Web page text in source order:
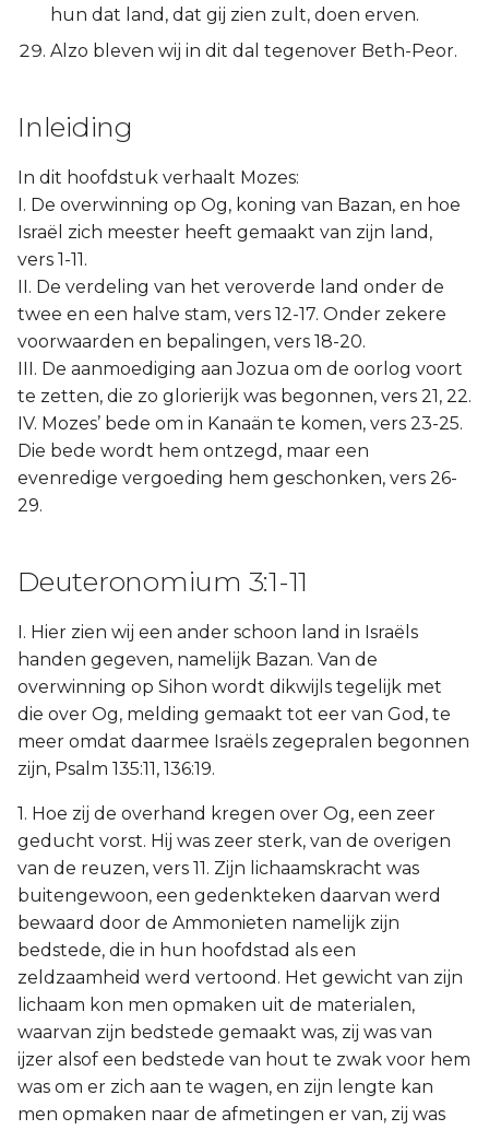
hun dat land, dat gij zien zult, doen erven.
Alzo bleven wij in dit dal tegenover Beth-Peor.
Inleiding
In dit hoofdstuk verhaalt Mozes:
I. De overwinning op Og, koning van Bazan, en hoe
Israël zich meester heeft gemaakt van zijn land,
vers 1-11.
II. De verdeling van het veroverde land onder de
twee en een halve stam, vers 12-17. Onder zekere
voorwaarden en bepalingen, vers 18-20.
III. De aanmoediging aan Jozua om de oorlog voort
te zetten, die zo glorierijk was begonnen, vers 21, 22.
IV. Mozes’ bede om in Kanaän te komen, vers 23-25.
Die bede wordt hem ontzegd, maar een
evenredige vergoeding hem geschonken, vers 26-
29.
Deuteronomium 3:1-11
I. Hier zien wij een ander schoon land in Israëls
handen gegeven, namelijk Bazan. Van de
overwinning op Sihon wordt dikwijls tegelijk met
die over Og, melding gemaakt tot eer van God, te
meer omdat daarmee Israëls zegepralen begonnen
zijn, Psalm 135:11, 136:19.
1. Hoe zij de overhand kregen over Og, een zeer
geducht vorst. Hij was zeer sterk, van de overigen
van de reuzen, vers 11. Zijn lichaamskracht was
buitengewoon, een gedenkteken daarvan werd
bewaard door de Ammonieten namelijk zijn
bedstede, die in hun hoofdstad als een
zeldzaamheid werd vertoond. Het gewicht van zijn
lichaam kon men opmaken uit de materialen,
waarvan zijn bedstede gemaakt was, zij was van
ijzer alsof een bedstede van hout te zwak voor hem
was om er zich aan te wagen, en zijn lengte kan
men opmaken naar de afmetingen er van, zij was